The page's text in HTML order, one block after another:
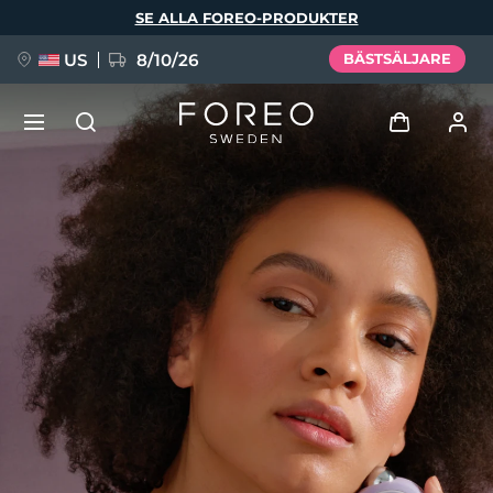
SE ALLA FOREO-PRODUKTER
US 8/10/26 BÄSTSÄLJARE
Logga in
Användarprofil
Mina enheter
Mina beställningar
Mina adresser
Mina prenumerationer
NYHET
FAQ™ Pure Beauty-Tech Elixir
BREAKING NEWS
issa™ Teeth Whitening Set
Språk
English Deutsch
Español
Français
Italiano
Português
Polski
Svenska
Русский
Türkçe
简体中文 繁體中文